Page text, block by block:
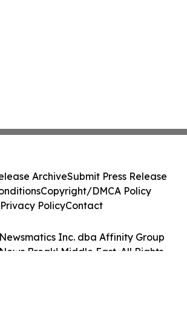
Inc. dba Affinity Group
Break! Middle East. All Rights
ArchiveSubmit Press Release
Copyright/DMCA Policy
Privacy PolicyContact